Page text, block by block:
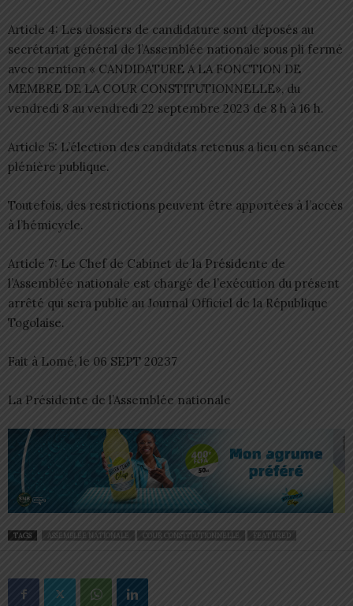
Article 4: Les dossiers de candidature sont déposés au
secrétariat général de l’Assemblée nationale sous pli fermé
avec mention « CANDIDATURE A LA FONCTION DE
MEMBRE DE LA COUR CONSTITUTIONNELLE», du
vendredi 8 au vendredi 22 septembre 2023 de 8 h à 16 h.
Article 5: L’élection des candidats retenus a lieu en séance
plénière publique.
Toutefois, des restrictions peuvent être apportées à l’accès
à l’hémicycle.
Article 7: Le Chef de Cabinet de la Présidente de
l’Assemblée nationale est chargé de l’exécution du présent
arrêté qui sera publié au Journal Officiel de la République
Togolaise.
Fait à Lomé, le 06 SEPT 20237
La Présidente de l’Assemblée nationale
TAGS ASSEMBLÉE NATIONALE COUR CONSTITUTIONNELLE FEATURED